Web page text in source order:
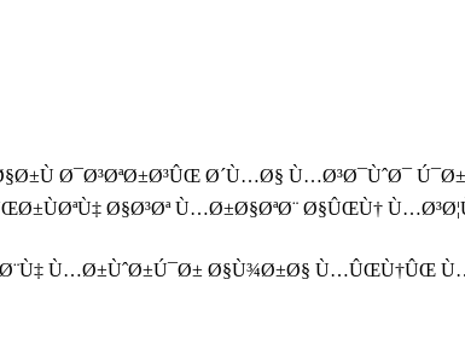
Ø¯Ø³ØªØ±Ø³ÛŒ Ø´Ù…Ø§ Ù…Ø³Ø¯ÙˆØ¯
Ø§Ø³Øª Ù…Ø±Ø§ØªØ¨ Ø§ÛŒÙ†
Ù…Ø±ÙˆØ±Ú¯Ø± Ø§Ù¾Ø±Ø§ Ù…ÛŒÙ†ÛŒ